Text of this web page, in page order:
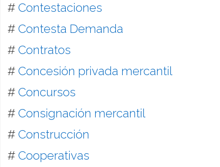
# Contestaciones
# Contesta Demanda
# Contratos
# Concesión privada mercantil
# Concursos
# Consignación mercantil
# Construcción
# Cooperativas